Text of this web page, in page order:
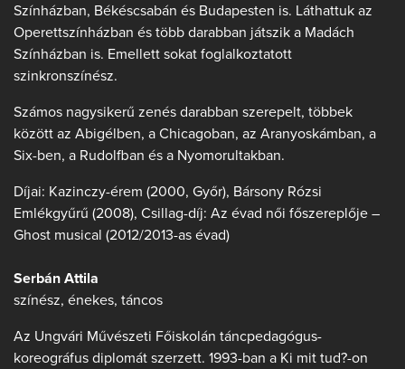
Színházban, Békéscsabán és Budapesten is. Láthattuk az
Operettszínházban és több darabban játszik a Madách
Színházban is. Emellett sokat foglalkoztatott
szinkronszínész.
Számos nagysikerű zenés darabban szerepelt, többek
között az Abigélben, a Chicagoban, az Aranyoskámban, a
Six-ben, a Rudolfban és a Nyomorultakban.
Díjai: Kazinczy-érem (2000, Győr), Bársony Rózsi
Emlékgyűrű (2008), Csillag-díj: Az évad női főszereplője –
Ghost musical (2012/2013-as évad)
Serbán Attila
színész, énekes, táncos
Az Ungvári Művészeti Főiskolán táncpedagógus-
koreográfus diplomát szerzett. 1993-ban a Ki mit tud?-on